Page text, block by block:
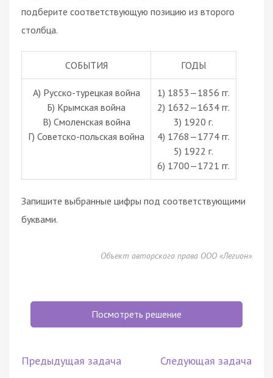
подберите соответствующую позицию из второго
столбца.
СОБЫТИЯ ГОДЫ
А) Русско-турецкая война
Б) Крымская война
В) Смоленская война
Г) Советско-польская война
1) 1853—1856 гг.
2) 1632—1634 гг.
3) 1920 г.
4) 1768—1774 гг.
5) 1922 г.
6) 1700—1721 гг.
Запишите выбранные цифры под соответствующими
буквами.
Объект авторского права ООО «Легион»
Посмотреть решение
Предыдущая задача Следующая задача